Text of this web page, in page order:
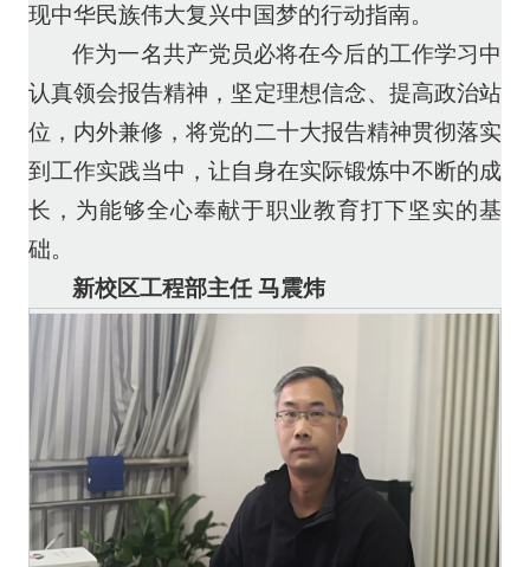
现中华民族伟大复兴中国梦的行动指南。
作为一名共产党员必将在今后的工作学习中
认真领会报告精神，坚定理想信念、提高政治站
位，内外兼修，将党的二十大报告精神贯彻落实
到工作实践当中，让自身在实际锻炼中不断的成
长，为能够全心奉献于职业教育打下坚实的基
础。
新校区工程部主任 马震炜